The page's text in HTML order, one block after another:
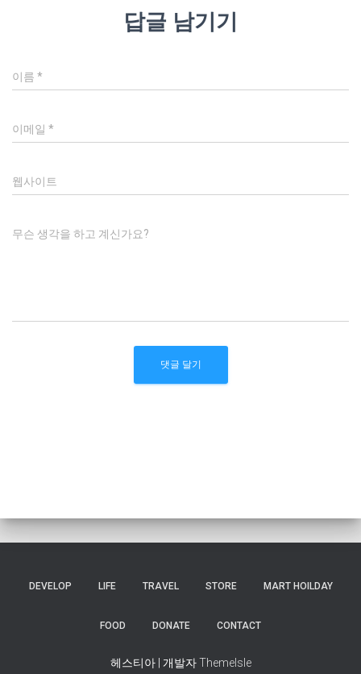
답글 남기기
이름 *
이메일 *
웹사이트
무슨 생각을 하고 계신가요?
DEVELOP LIFE TRAVEL STORE MART HOILDAY
FOOD DONATE CONTACT
헤스티아 | 개발자ThemeIsle